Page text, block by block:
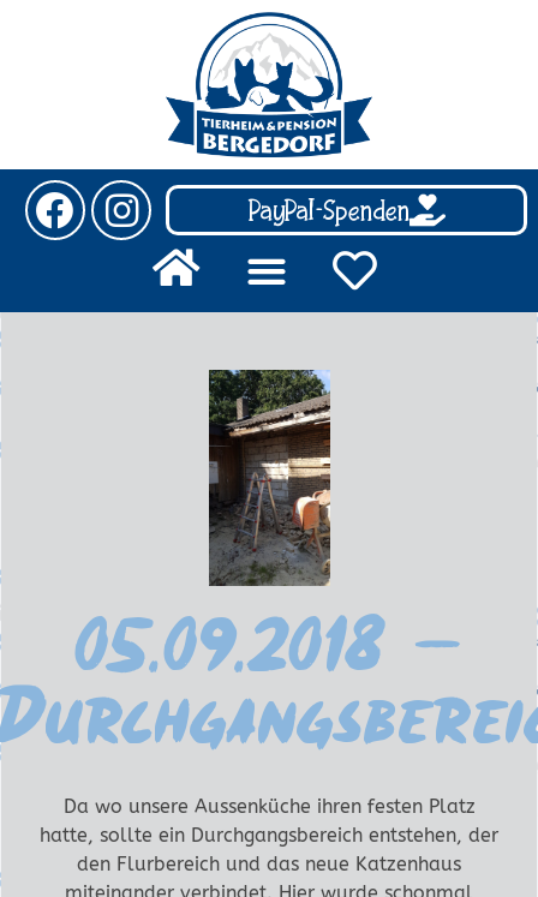
PayPal-Spenden
05.09.2018 –
Da wo unsere Aussenküche ihren festen Platz
hatte, sollte ein Durchgangsbereich entstehen, der
den Flurbereich und das neue Katzenhaus